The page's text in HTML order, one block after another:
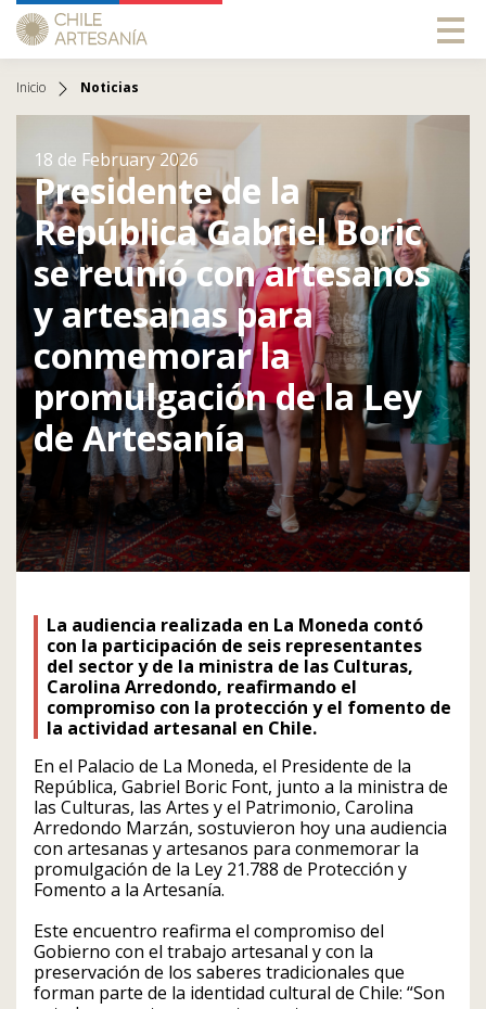
Inicio Noticias
18 de February 2026
Presidente de la
República Gabriel Boric
se reunió con artesanos
y artesanas para
conmemorar la
promulgación de la Ley
de Artesanía
La audiencia realizada en La Moneda contó
con la participación de seis representantes
del sector y de la ministra de las Culturas,
Carolina Arredondo, reafirmando el
compromiso con la protección y el fomento de
la actividad artesanal en Chile.
En el Palacio de La Moneda, el Presidente de la
República, Gabriel Boric Font, junto a la ministra de
las Culturas, las Artes y el Patrimonio, Carolina
Arredondo Marzán, sostuvieron hoy una audiencia
con artesanas y artesanos para conmemorar la
promulgación de la Ley 21.788 de Protección y
Fomento a la Artesanía.
Este encuentro reafirma el compromiso del
Gobierno con el trabajo artesanal y con la
preservación de los saberes tradicionales que
forman parte de la identidad cultural de Chile: “Son